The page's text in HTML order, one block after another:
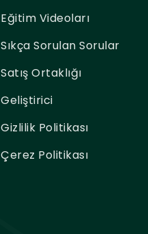
Eğitim Videoları
Sıkça Sorulan Sorular
Satış Ortaklığı
Geliştirici
Gizlilik Politikası
Çerez Politikası